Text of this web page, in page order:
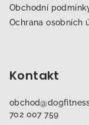
Obchodní
Ochrana osobních
Kontakt
obchod@
702 007 759